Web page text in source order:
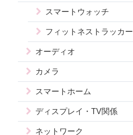
スマートウォッチ
フィットネストラッカー
オーディオ
カメラ
スマートホーム
ディスプレイ・TV関係
ネットワーク